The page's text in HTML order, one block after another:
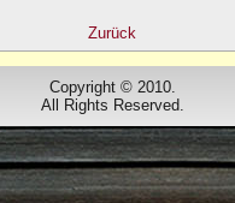
Zurück
Copyright © 2010.
All Rights Reserved.
Designed by www.dorfbuehne.de